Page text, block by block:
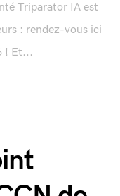
Triparator IA est
: rendez-vous ici
! Et...